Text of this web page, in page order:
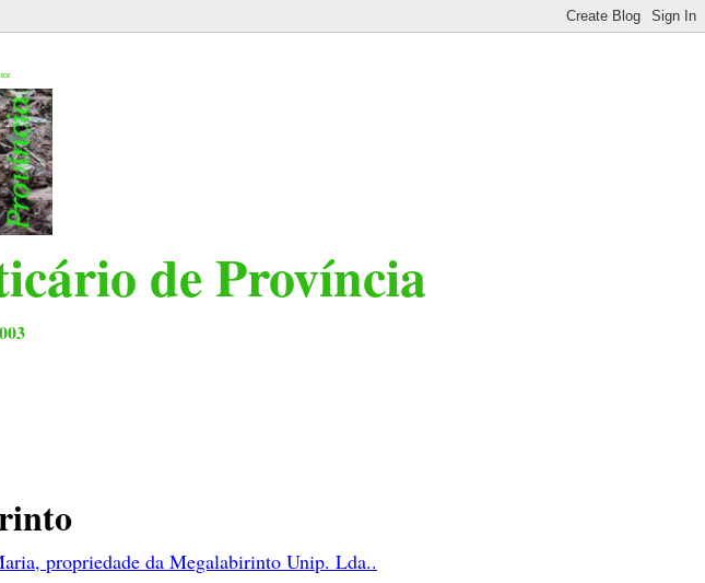
de Província
propriedade da Megalabirinto Unip. Lda..